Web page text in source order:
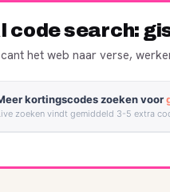
code search:
het web naar verse,
kortingscodes zoeken voor
zoeken vindt gemiddeld 3-5 extra